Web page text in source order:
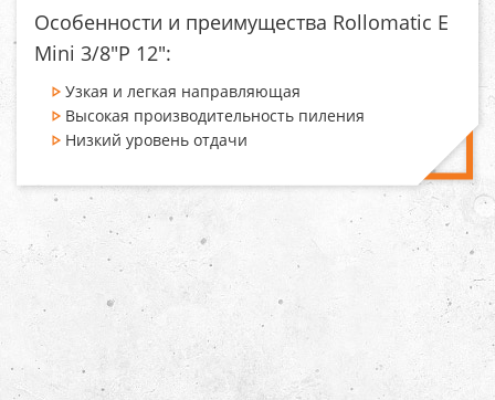
Особенности и преимущества Rollomatic E
Mini 3/8"P 12":
Узкая и легкая направляющая
Высокая производительность пиления
Низкий уровень отдачи